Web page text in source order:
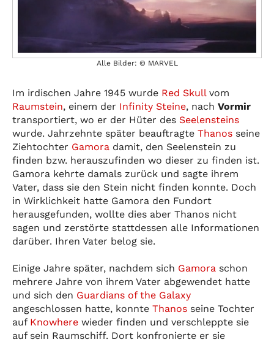
Alle Bilder: © MARVEL
Im irdischen Jahre 1945 wurde Red Skull vom
Raumstein, einem der Infinity Steine, nach Vormir
transportiert, wo er der Hüter des Seelensteins
wurde. Jahrzehnte später beauftragte Thanos seine
Ziehtochter Gamora damit, den Seelenstein zu
finden bzw. herauszufinden wo dieser zu finden ist.
Gamora kehrte damals zurück und sagte ihrem
Vater, dass sie den Stein nicht finden konnte. Doch
in Wirklichkeit hatte Gamora den Fundort
herausgefunden, wollte dies aber Thanos nicht
sagen und zerstörte stattdessen alle Informationen
darüber. Ihren Vater belog sie.
Einige Jahre später, nachdem sich Gamora schon
mehrere Jahre von ihrem Vater abgewendet hatte
und sich den Guardians of the Galaxy
angeschlossen hatte, konnte Thanos seine Tochter
auf Knowhere wieder finden und verschleppte sie
auf sein Raumschiff. Dort konfronierte er sie